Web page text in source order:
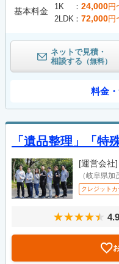
基本料金 1K 24,000円
2LDK
72,000円
ネットで見積・
相談する （無料）
料金
「遺品整理」「特
[運営会社]
（岐阜県加
クレジット